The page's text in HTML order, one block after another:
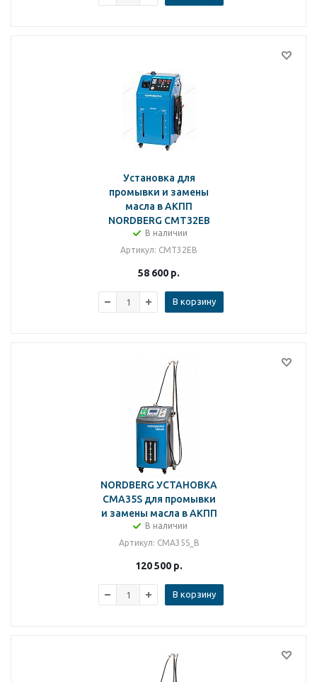
Установка для
промывки и замены
масла в АКПП
NORDBERG CMT32EB
В наличии
Артикул: CMT32EB
58 600 р.
В корзину
NORDBERG УСТАНОВКА
CMA35S для промывки
и замены масла в АКПП
В наличии
Артикул: CMA35S_B
120 500 р.
В корзину